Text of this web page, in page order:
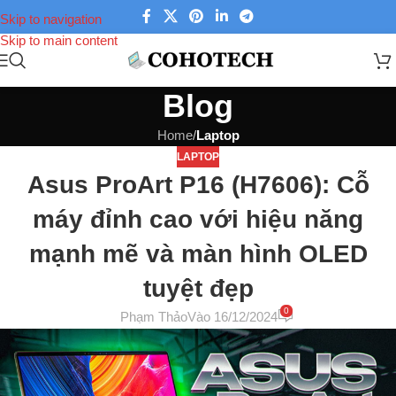
Skip to navigation
Skip to main content
Blog
Home/Laptop
LAPTOP
Asus ProArt P16 (H7606): Cỗ
máy đỉnh cao với hiệu năng
mạnh mẽ và màn hình OLED
tuyệt đẹp
Phạm ThảoVào 16/12/2024 0